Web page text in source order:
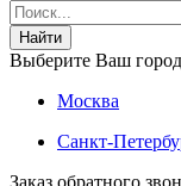
Найти
Выберите Ваш город
Москва
Санкт-
Заказ обратного